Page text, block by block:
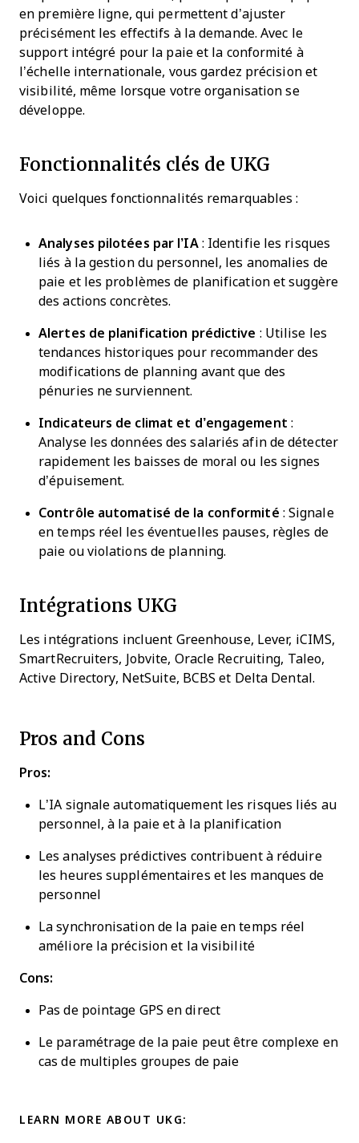
en première ligne, qui permettent d’ajuster
précisément les effectifs à la demande. Avec le
support intégré pour la paie et la conformité à
l’échelle internationale, vous gardez précision et
visibilité, même lorsque votre organisation se
développe.
Fonctionnalités clés de UKG
Voici quelques fonctionnalités remarquables :
Analyses pilotées par l’IA: Identifie les risques
liés à la gestion du personnel, les anomalies de
paie et les problèmes de planification et suggère
des actions concrètes.
Alertes de planification prédictive : Utilise les
tendances historiques pour recommander des
modifications de planning avant que des
pénuries ne surviennent.
Indicateurs de climat et d’engagement :
Analyse les données des salariés afin de détecter
rapidement les baisses de moral ou les signes
d’épuisement.
Contrôle automatisé de la conformité : Signale
en temps réel les éventuelles pauses, règles de
paie ou violations de planning.
Intégrations UKG
Les intégrations incluent Greenhouse, Lever, iCIMS,
SmartRecruiters, Jobvite, Oracle Recruiting, Taleo,
Active Directory, NetSuite, BCBS et Delta Dental.
Pros and Cons
Pros:
L’IA signale automatiquement les risques liés au
personnel, à la paie et à la planification
Les analyses prédictives contribuent à réduire
les heures supplémentaires et les manques de
personnel
La synchronisation de la paie en temps réel
améliore la précision et la visibilité
Cons:
Pas de pointage GPS en direct
Le paramétrage de la paie peut être complexe en
cas de multiples groupes de paie
LEARN MORE ABOUT UKG: